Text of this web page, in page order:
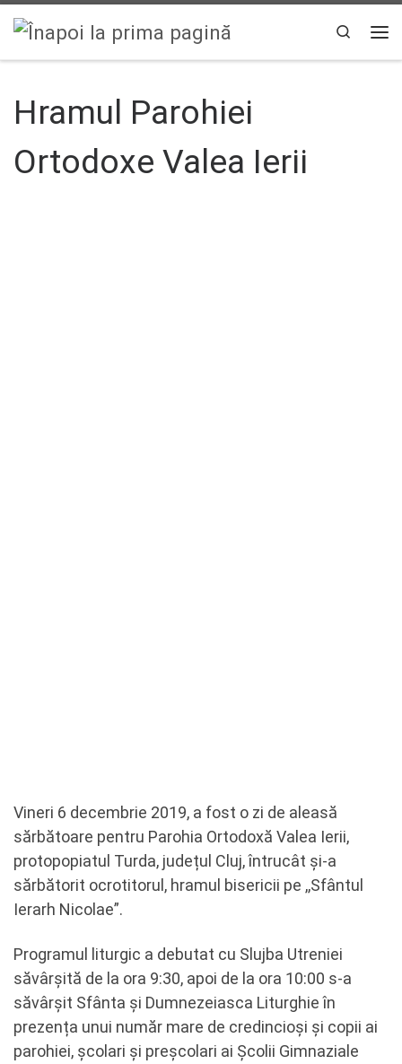
Sari la conținut
Search
Hramul Parohiei
Ortodoxe Valea Ierii
Vineri 6 decembrie 2019, a fost o zi de aleasă
sărbătoare pentru Parohia Ortodoxă Valea Ierii,
protopopiatul Turda, județul Cluj, întrucât și-a
sărbătorit ocrotitorul, hramul bisericii pe ,,Sfântul
Ierarh Nicolae”.
Programul liturgic a debutat cu Slujba Utreniei
săvârșită de la ora 9:30, apoi de la ora 10:00 s-a
săvârșit Sfânta și Dumnezeiasca Liturghie în
prezența unui număr mare de credincioși și copii ai
parohiei, școlari și preșcolari ai Școlii Gimnaziale